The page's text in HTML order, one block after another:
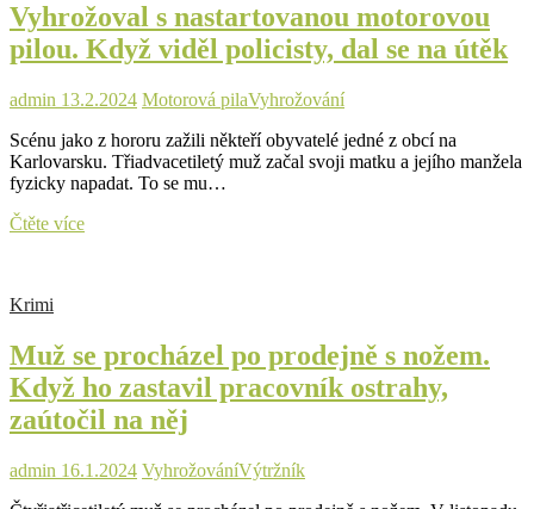
Vyhrožoval s nastartovanou motorovou
pilou. Když viděl policisty, dal se na útěk
admin 13.2.2024 Motorová pilaVyhrožování
Scénu jako z hororu zažili někteří obyvatelé jedné z obcí na
Karlovarsku. Třiadvacetiletý muž začal svoji matku a jejího manžela
fyzicky napadat. To se mu…
Čtěte víceVyhrožoval
viděl
policisty,
dal
se
na
Krimi
Muž se procházel po prodejně s nožem.
Když ho zastavil pracovník ostrahy,
zaútočil na něj
admin 16.1.2024 VyhrožováníVýtržník